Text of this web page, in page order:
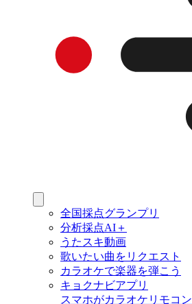
全国採点グランプリ
分析採点AI＋
うたスキ動画
歌いたい曲をリクエスト
カラオケで楽器を弾こう
キョクナビアプリ
スマホがカラオケリモコン